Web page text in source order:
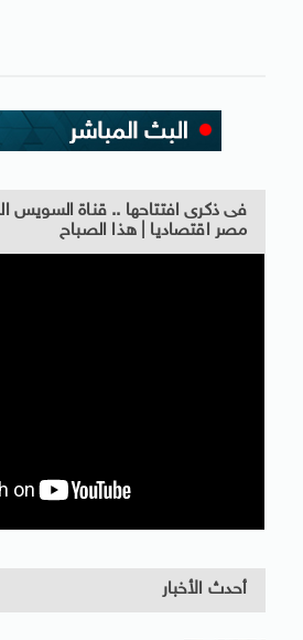
فى ذكرى افتتاحها .. قناة السويس
مصر اقتصاديا | هذا الصباح
أحدث الأخبار